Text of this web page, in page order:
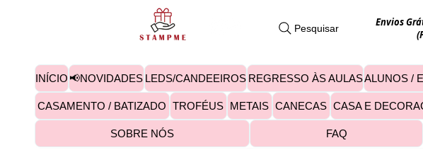
Pesquisar
Envios
INÍCIO 📢NOVIDADES LEDS/CANDEEIROS REGRESSO ÀS AULASALUNOS /
CASAMENTO / BATIZADO TROFÉUS METAIS CANECAS CASA E
SOBRE NÓS FAQ